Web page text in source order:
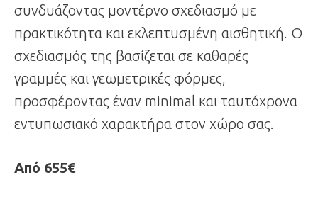
συνδυάζοντας μοντέρνο σχεδιασμό με
πρακτικότητα και εκλεπτυσμένη αισθητική. Ο
σχεδιασμός της βασίζεται σε καθαρές
γραμμές και γεωμετρικές φόρμες,
προσφέροντας έναν minimal και ταυτόχρονα
εντυπωσιακό χαρακτήρα στον χώρο σας.
Από 655€